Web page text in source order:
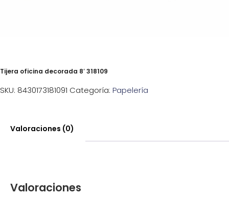
Tijera oficina decorada 8′ 318109
SKU: 8430173181091 Categoría: Papelería
Valoraciones (0)
Valoraciones